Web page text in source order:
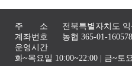
주 소
전북특별자치도
계좌번호
농협 365-01-160578
운영시간
화~목요일 10:00~22:00 | 금~토